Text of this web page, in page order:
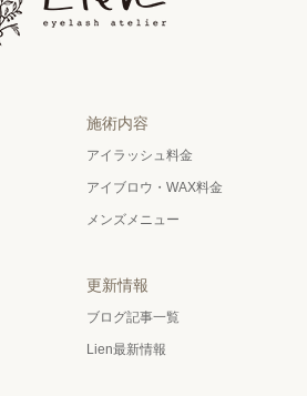
施術内容
アイラッシュ料金
アイブロウ・WAX料金
メンズメニュー
更新情報
ブログ記事一覧
Lien最新情報